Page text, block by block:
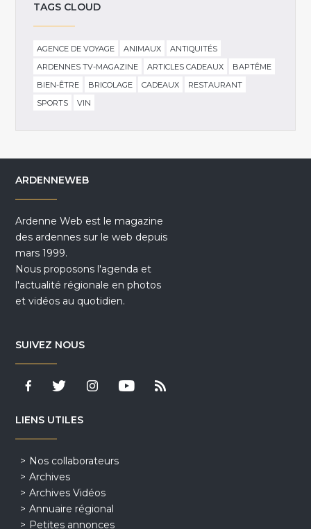
TAGS CLOUD
AGENCE DE VOYAGE ANIMAUX
ANTIQUITÉS
ARDENNES TV-MAGAZINE
ARTICLES CADEAUX
BAPTÊME
BIEN-ÊTRE
BRICOLAGE CADEAUX
RESTAURANT
SPORTS
VIN
ARDENNEWEB
Ardenne Web est le magazine
des ardennes sur le web depuis
mars 1999.
Nous proposons l'agenda et
l'actualité régionale en photos
et vidéos au quotidien.
SUIVEZ NOUS
LIENS UTILES
Nos collaborateurs
Archives
Archives Vidéos
Annuaire régional
Petites annonces